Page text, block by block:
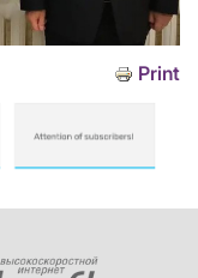
Print